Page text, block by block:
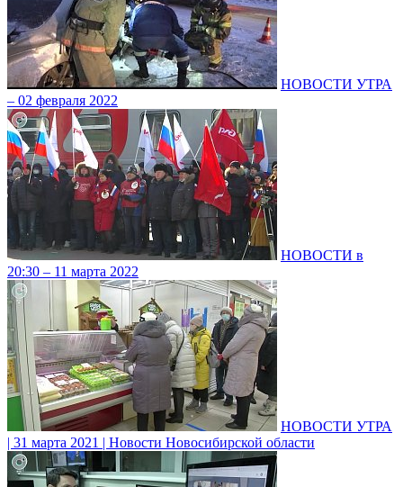
НОВОСТИ УТРА
– 02 февраля 2022
НОВОСТИ в
20:30 – 11 марта 2022
НОВОСТИ УТРА
| 31 марта 2021 | Новости Новосибирской области